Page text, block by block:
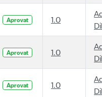
Aprovat 1.0
Aprovat 1.0
Aprovat 1.0